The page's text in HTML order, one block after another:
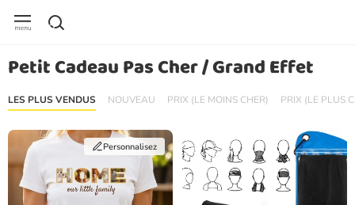
Petit Cadeau Pas Cher / Grand Effet
LES PLUS VENDUS NOUVEAU PRIX (LE MOINS CHER) PRIX (LE PLUS
Personnalisez